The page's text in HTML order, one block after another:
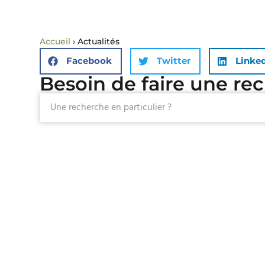
Accueil ›Actualités
Facebook Twitter
Besoin de faire une